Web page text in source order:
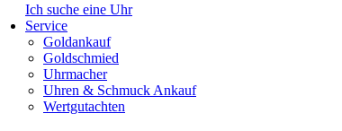
Ich suche eine Uhr
Service
Goldankauf
Goldschmied
Uhrmacher
Uhren & Schmuck Ankauf
Wertgutachten